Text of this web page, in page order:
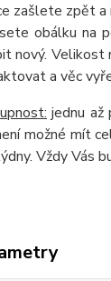
zašlete zpět a
obálku na
nový. Velikost
a věc
jednu
možné mít
Vždy Vás